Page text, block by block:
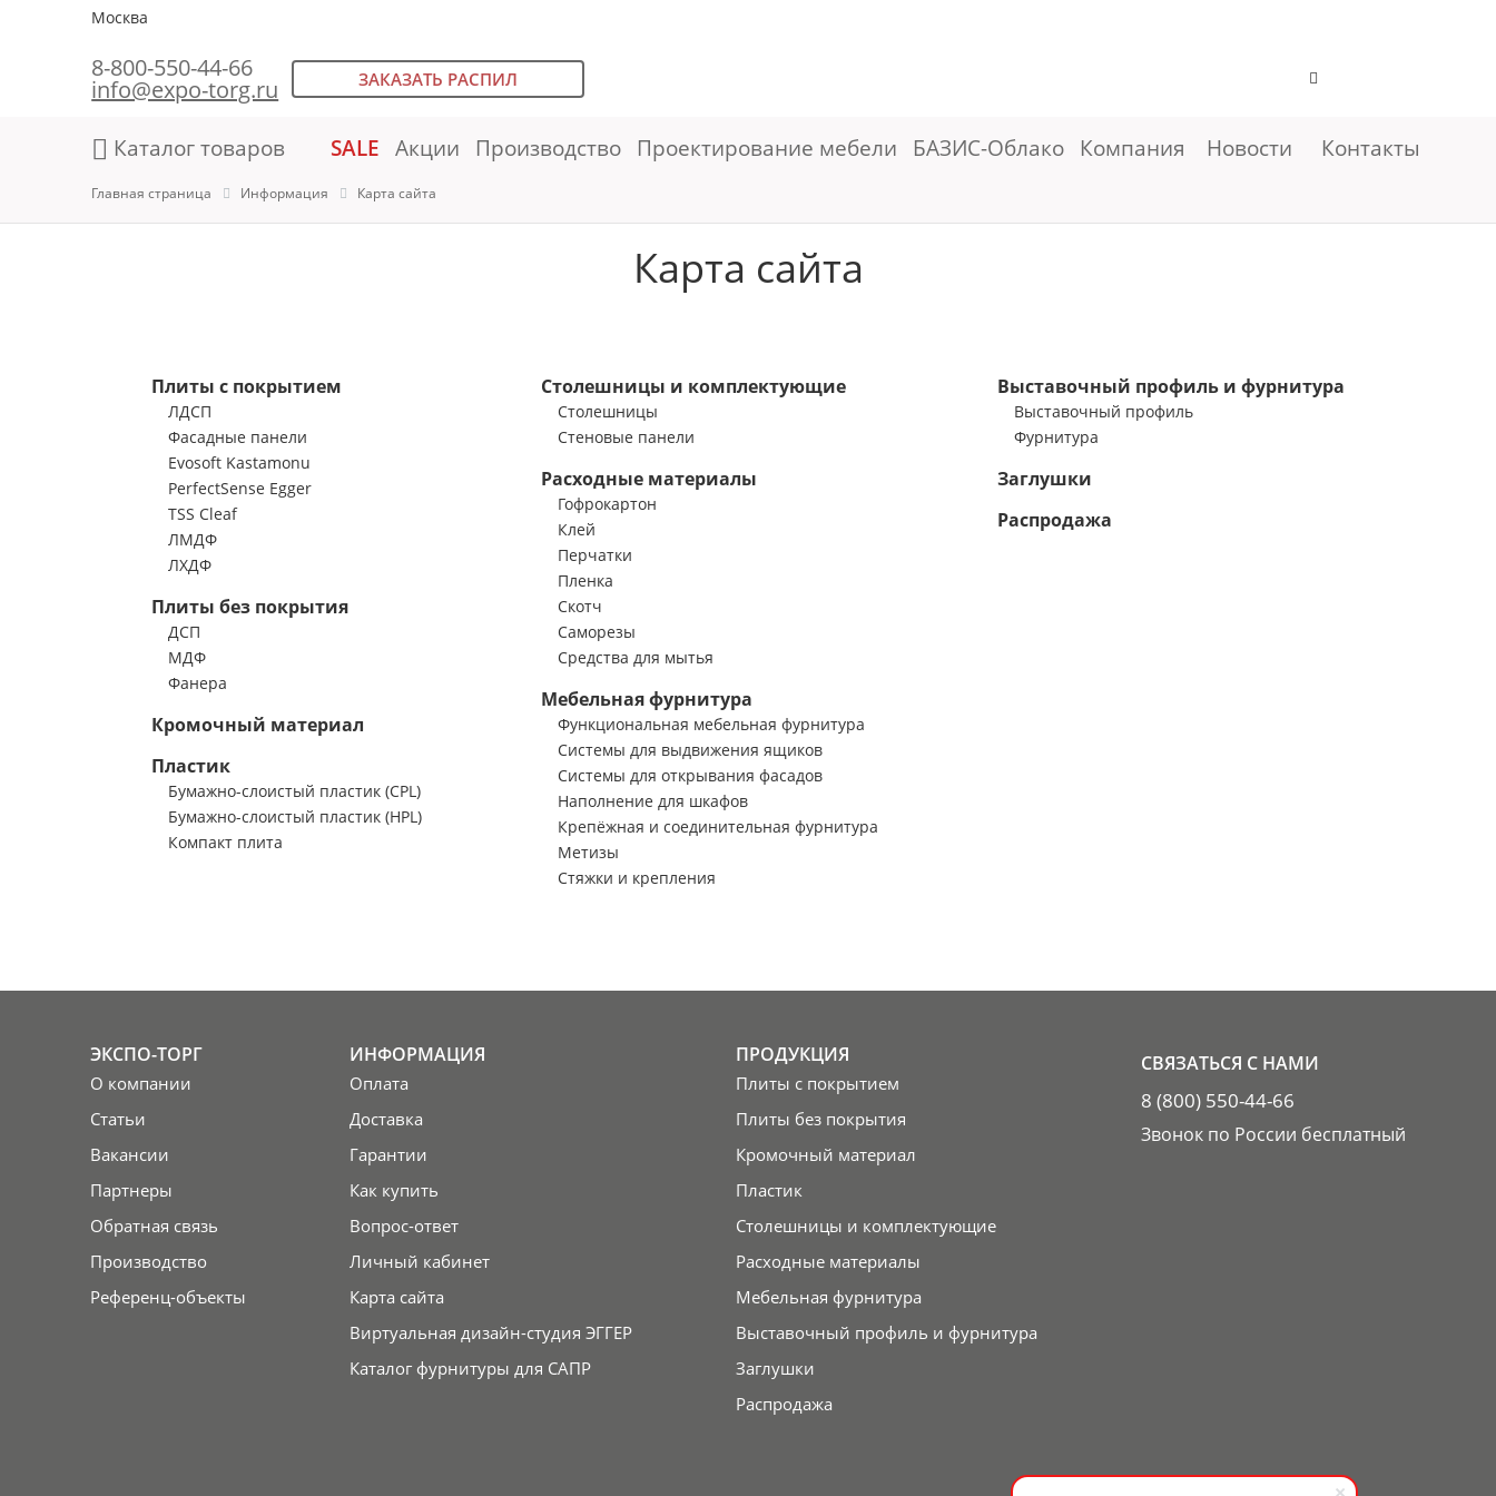
Москва
8-800-550-44-66
info@expo-torg.ru ЗАКАЗАТЬ РАСПИЛ
Каталог товаров SALE Акции Производство Проектирование мебели БАЗИС-Облако Компания Новости Контакты
Главная страница Информация Карта сайта
Карта сайта
Плиты с покрытием
ЛДСП
Фасадные панели
Evosoft Kastamonu
PerfectSense Egger
TSS Cleaf
ЛМДФ
ЛХДФ
Плиты без покрытия
ДСП
МДФ
Фанера
Кромочный материал
Пластик
Бумажно-слоистый пластик (CPL)
Бумажно-слоистый пластик (HPL)
Компакт плита
Столешницы и комплектующие
Столешницы
Стеновые панели
Расходные материалы
Гофрокартон
Клей
Перчатки
Пленка
Скотч
Саморезы
Средства для мытья
Мебельная фурнитура
Функциональная мебельная фурнитура
Системы для выдвижения ящиков
Системы для открывания фасадов
Наполнение для шкафов
Крепёжная и соединительная фурнитура
Метизы
Стяжки и крепления
Выставочный профиль и фурнитура
Выставочный профиль
Фурнитура
Заглушки
Распродажа
ЭКСПО-ТОРГ
О компании
Статьи
Вакансии
Партнеры
Обратная связь
Производство
Референц-объекты
ИНФОРМАЦИЯ
Оплата
Доставка
Гарантии
Как купить
Вопрос-ответ
Личный кабинет
Карта сайта
Виртуальная дизайн-студия ЭГГЕР
Каталог фурнитуры для САПР
ПРОДУКЦИЯ
Плиты с покрытием
Плиты без покрытия
Кромочный материал
Пластик
Столешницы и комплектующие
Расходные материалы
Мебельная фурнитура
Выставочный профиль и фурнитура
Заглушки
Распродажа
СВЯЗАТЬСЯ С НАМИ
8 (800) 550-44-66
Звонок по России бесплатный